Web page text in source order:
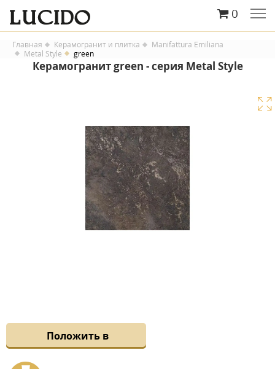
0
Главная Керамогранит и плитка
Manifattura Emiliana
Metal Style
green
Керамогранит green - серия Metal Style
Положить в